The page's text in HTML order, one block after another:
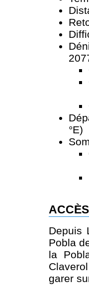
°E)
ACCÈS
Depuis
Pobla
la
garer